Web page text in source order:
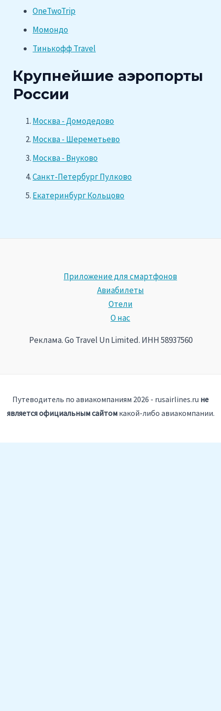
OneTwoTrip
Момондо
Тинькофф Travel
Крупнейшие аэропорты
России
Москва - Домодедово
Москва - Шереметьево
Москва - Внуково
Санкт-Петербург Пулково
Екатеринбург Кольцово
Приложение для смартфонов
Авиабилеты
Отели
О нас
Реклама. Go Travel Un Limited. ИНН 58937560
Путеводитель по авиакомпаниям 2026 - rusairlines.ru не
является официальным сайтомкакой-либо авиакомпании.